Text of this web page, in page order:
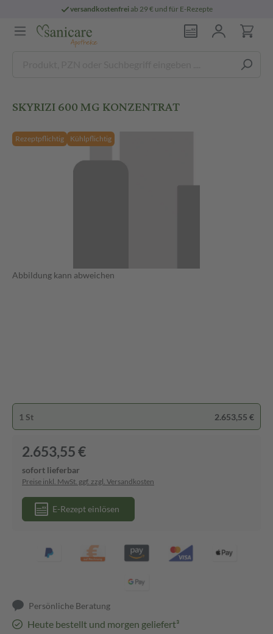
versandkostenfreiab 29 € und für E-Rezepte
SKYRIZI 600 MG KONZENTRAT
Rezeptpflichtig Kühlpflichtig
Abbildung kann abweichen
1 St 2.653,55 €
2.653,55 €
sofort lieferbar
Preise inkl. MwSt. ggf. zzgl. Versandkosten
E-Rezept einlösen
Persönliche Beratung
Heute bestellt und morgen geliefert³